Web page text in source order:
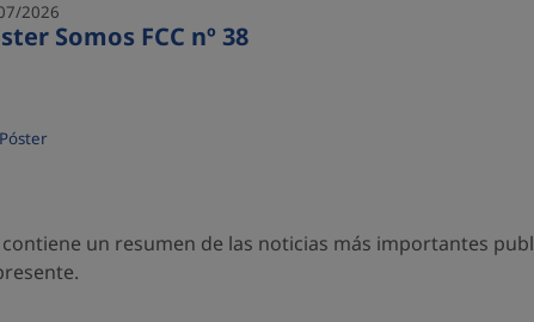
2026
Somos FCC nº 38
Póster
contiene un resumen de las noticias más importantes